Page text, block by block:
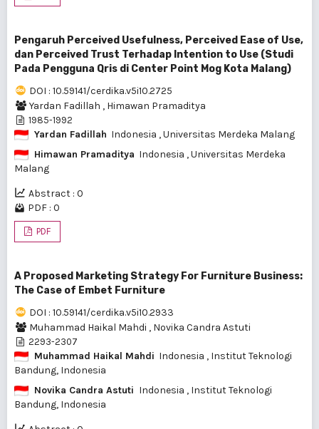
Pengaruh Perceived Usefulness, Perceived Ease of Use,
dan Perceived Trust Terhadap Intention to Use (Studi
Pada Pengguna Qris di Center Point Mog Kota Malang)
DOI : 10.59141/cerdika.v5i10.2725
Yardan Fadillah , Himawan Pramaditya
1985-1992
Yardan Fadillah Indonesia , Universitas Merdeka Malang
Himawan Pramaditya Indonesia , Universitas Merdeka
Malang
Abstract : 0
PDF : 0
PDF
A Proposed Marketing Strategy For Furniture Business:
The Case of Embet Furniture
DOI : 10.59141/cerdika.v5i10.2933
Muhammad Haikal Mahdi , Novika Candra Astuti
2293-2307
Muhammad Haikal Mahdi Indonesia , Institut Teknologi
Bandung, Indonesia
Novika Candra Astuti Indonesia , Institut Teknologi
Bandung, Indonesia